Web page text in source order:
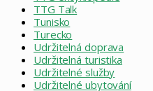
TTG Talk
Tunisko
Turecko
Udržitelná doprava
Udržitelná turistika
Udržitelné služby
Udržitelné ubytování